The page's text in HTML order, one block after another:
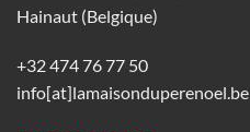
Hainaut (Belgique)
+32 474 76 77 50
info[at]lamaisonduperenoel.be